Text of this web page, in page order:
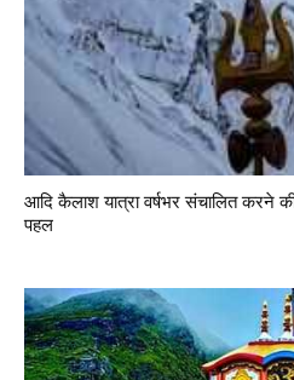
आदि कैलाश यात्रा वर्षभर संचालित करने
पहल